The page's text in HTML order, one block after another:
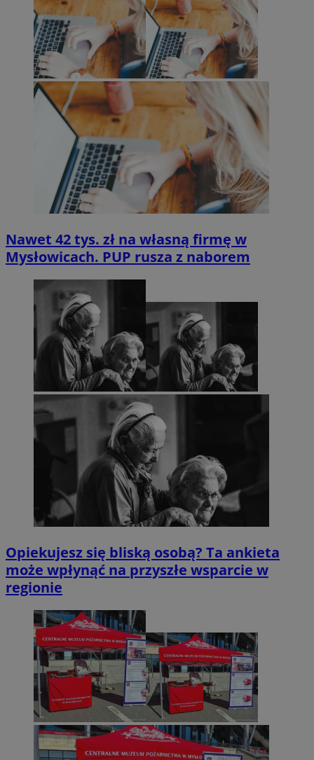
Nawet 42 tys. zł na własną firmę w
Mysłowicach. PUP rusza z naborem
Opiekujesz się bliską osobą? Ta ankieta
może wpłynąć na przyszłe wsparcie w
regionie